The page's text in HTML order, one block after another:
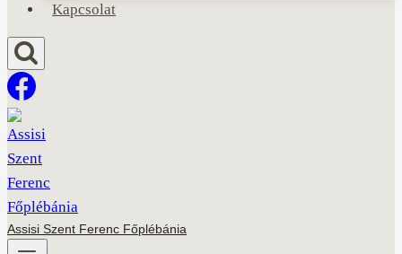
Kapcsolat
Assisi Szent Ferenc Főplébánia